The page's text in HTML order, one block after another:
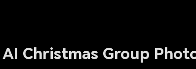
AI Christmas Group